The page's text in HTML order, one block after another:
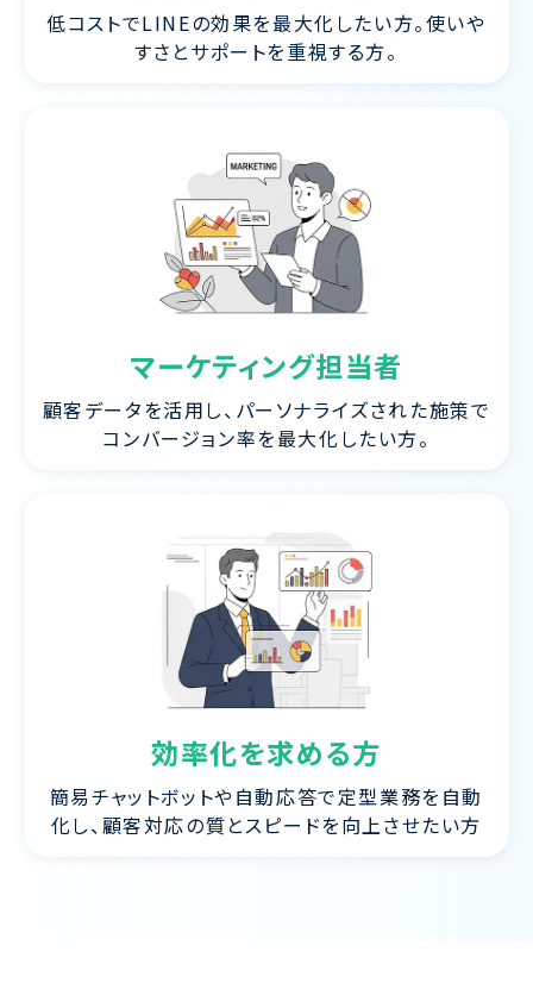
低コストでLINEの効果を最大化したい方。使いや
すさとサポートを重視する方。
マーケティング担当者
顧客データを活用し、パーソナライズされた施策で
コンバージョン率を最大化したい方。
効率化を求める方
簡易チャットボットや自動応答で定型業務を自動
化し、顧客対応の質とスピードを向上させたい方